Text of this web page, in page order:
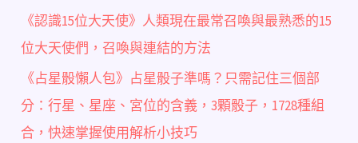
《認識15位大天使》人類現在最常召喚與最熟悉的15
位大天使們，召喚與連結的方法
《占星骰懶人包》占星骰子準嗎？只需記住三個部
分：行星、星座、宮位的含義，3顆骰子，1728種組
合，快速掌握使用解析小技巧